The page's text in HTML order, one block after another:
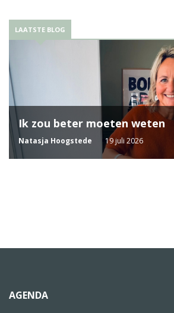
LAATSTE BLOG
Ik zou beter moeten weten
Natasja Hoogstede 19 juli 2026
AGENDA